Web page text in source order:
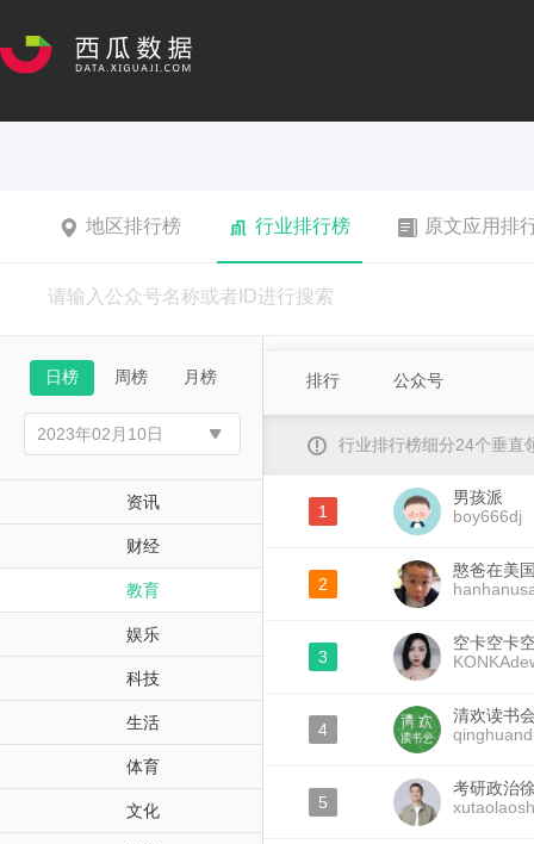
地区排行榜 行业排行榜 原文应用排
日榜 周榜 月榜
资讯
财经
教育
娱乐
科技
生活
体育
文化
排行 公众号
行业排行榜细分24个垂直
1
男孩派
boy666dj
2
憨爸在美
3
空卡空卡
4
清欢读书
5
考研政治